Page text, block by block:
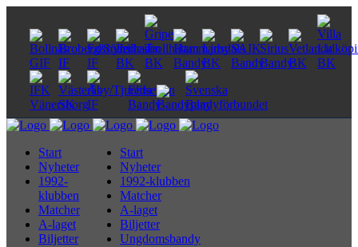
Start
Nyheter
1992-klubben
Matcher
A-laget
Biljetter
Ungdomsbandy
Start
Nyheter
1992-
klubben
Matcher
A-laget
Biljetter